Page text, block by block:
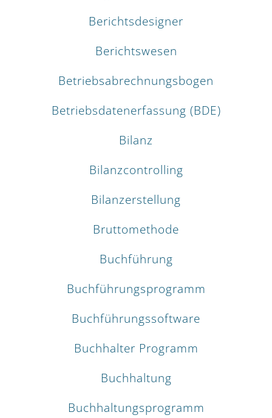
Berichtsdesigner
Berichtswesen
Betriebsabrechnungsbogen
Betriebsdatenerfassung (BDE)
Bilanz
Bilanzcontrolling
Bilanzerstellung
Bruttomethode
Buchführung
Buchführungsprogramm
Buchführungssoftware
Buchhalter Programm
Buchhaltung
Buchhaltungsprogramm